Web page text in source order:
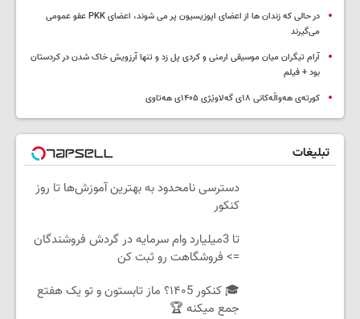
در حالی که زندان ها از اعضای اپوزیسیون پر می شوند، اعضای PKK عفو عمومی
می‌گیرند
آرام تیگران میان موسیقی ارمنی و کردی پل زد و تنها آرزویش خاک شدن در کردستان
بود + فیلم
کورتەی هەواڵەکانی ۱۸ی گەلاوێژی ۱۴۰۵ی هەتاوی
تبلیغات
دسترسی نامحدود به بهترین آموزش‌ها تا روز
کنکور
تا 3میلیارد وام سرمایه در گردش فروشندگان
=> فروشگاهت رو ثبت کن
🎓 کنکور ۱۴۰5؟ ماز تابستون و تو یک هفتع
جمع میکنه 🏆